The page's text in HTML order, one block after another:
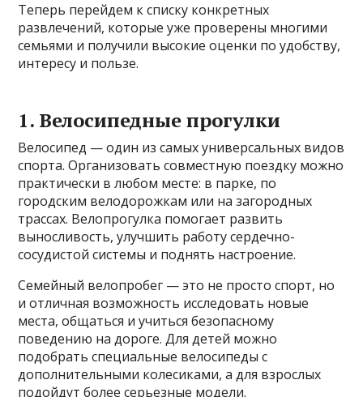
Теперь перейдем к списку конкретных
развлечений, которые уже проверены многими
семьями и получили высокие оценки по удобству,
интересу и пользе.
1. Велосипедные прогулки
Велосипед — один из самых универсальных видов
спорта. Организовать совместную поездку можно
практически в любом месте: в парке, по
городским велодорожкам или на загородных
трассах. Велопрогулка помогает развить
выносливость, улучшить работу сердечно-
сосудистой системы и поднять настроение.
Семейный велопробег — это не просто спорт, но
и отличная возможность исследовать новые
места, общаться и учиться безопасному
поведению на дороге. Для детей можно
подобрать специальные велосипеды с
дополнительными колесиками, а для взрослых
подойдут более серьезные модели.